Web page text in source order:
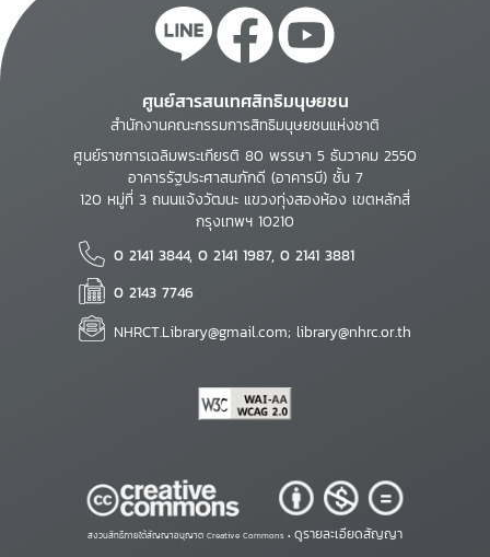
ศูนย์สารสนเทศสิทธิมนุษยชน
สำนักงานคณะกรรมการสิทธิมนุษยชนแห่งชาติ
ศูนย์ราชการเฉลิมพระเกียรติ 80 พรรษา 5 ธันวาคม 2550
อาคารรัฐประศาสนภักดี (อาคารบี) ชั้น 7
120 หมู่ที่ 3 ถนนแจ้งวัฒนะ แขวงทุ่งสองห้อง เขตหลักสี่
กรุงเทพฯ 10210
0 2141 3844, 0 2141 1987, 0 2141 3881
0 2143 7746
NHRCT.Library@gmail.com; library@nhrc.or.th
สงวนสิทธิ์ภายใต้สัญญาอนุญาต Creative Commons • ดูรายละเอียดสัญญา